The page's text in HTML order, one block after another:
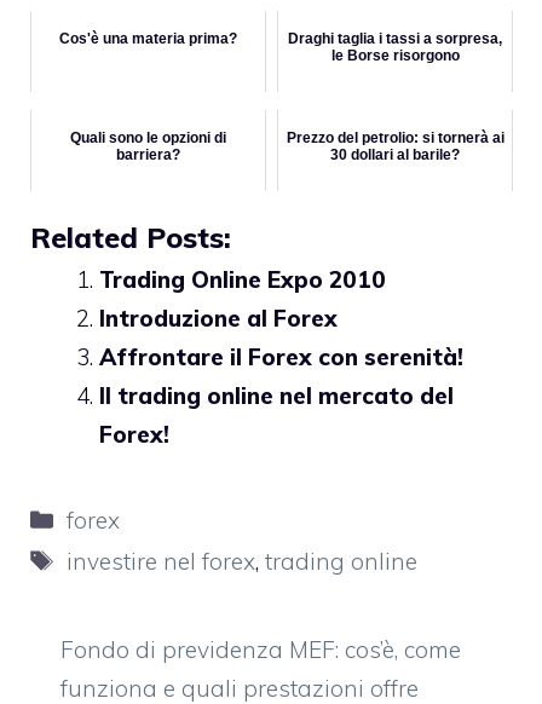
Cos'è una materia prima?
Draghi taglia i tassi a sorpresa,
le Borse risorgono
Quali sono le opzioni di
barriera?
Prezzo del petrolio: si tornerà ai
30 dollari al barile?
Related Posts:
Trading Online Expo 2010
Introduzione al Forex
Affrontare il Forex con serenità!
Il trading online nel mercato del
Forex!
Categorie
forex
Tag
investire nel forex,trading online
Fondo di previdenza MEF: cos’è, come
funziona e quali prestazioni offre